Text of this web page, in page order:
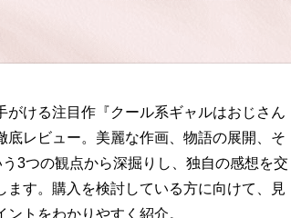
がける注目作『クール系ギャルはおじさん
底レビュー。美麗な作画、物語の展開、そ
う3つの観点から深掘りし、独自の感想を交
ます。購入を検討している方に向けて、見
ントをわかりやすく紹介。